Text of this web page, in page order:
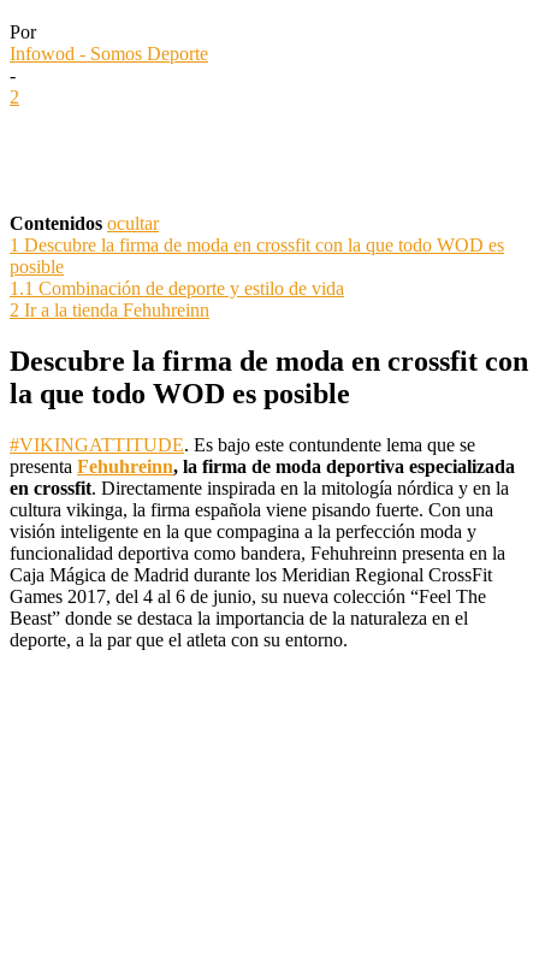
Por
Infowod - Somos Deporte
-
2
Contenidos ocultar
1 Descubre la firma de moda en crossfit con la que todo WOD es
posible
1.1 Combinación de deporte y estilo de vida
2 Ir a la tienda Fehuhreinn
Descubre la firma de moda en crossfit con
la que todo WOD es posible
#VIKINGATTITUDE. Es bajo este contundente lema que se
presenta Fehuhreinn, la firma de moda deportiva especializada
en crossfit. Directamente inspirada en la mitología nórdica y en la
cultura vikinga, la firma española viene pisando fuerte. Con una
visión inteligente en la que compagina a la perfección moda y
funcionalidad deportiva como bandera, Fehuhreinn presenta en la
Caja Mágica de Madrid durante los Meridian Regional CrossFit
Games 2017, del 4 al 6 de junio, su nueva colección “Feel The
Beast” donde se destaca la importancia de la naturaleza en el
deporte, a la par que el atleta con su entorno.